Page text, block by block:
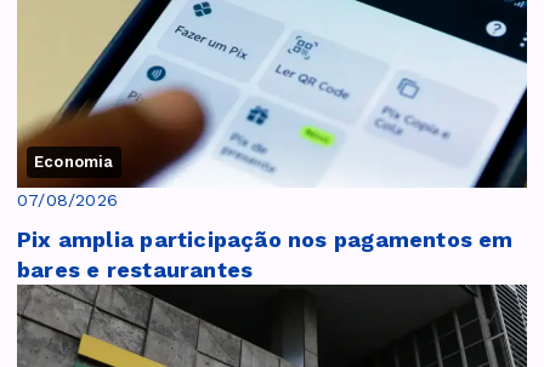
Economia
07/08/2026
Pix amplia participação nos pagamentos em
bares e restaurantes